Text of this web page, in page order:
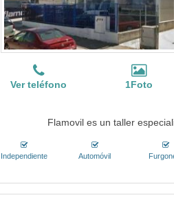
Ver teléfono 1Foto
Flamovil es un taller
Independiente Automóvil